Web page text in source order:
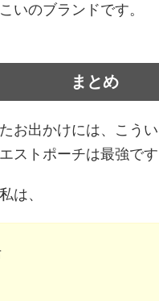
いのブランドです。
まとめ
お出かけには、こう
ストポーチは最強です
は、